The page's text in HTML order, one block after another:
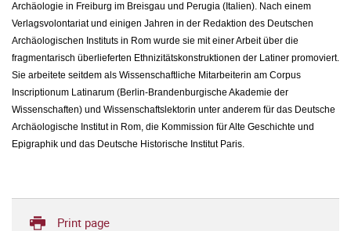
Archäologie in Freiburg im Breisgau und Perugia (Italien). Nach einem
Verlagsvolontariat und einigen Jahren in der Redaktion des Deutschen
Archäologischen Instituts in Rom wurde sie mit einer Arbeit über die
fragmentarisch überlieferten Ethnizitätskonstruktionen der Latiner promoviert.
Sie arbeitete seitdem als Wissenschaftliche Mitarbeiterin am Corpus
Inscriptionum Latinarum (Berlin-Brandenburgische Akademie der
Wissenschaften) und Wissenschaftslektorin unter anderem für das Deutsche
Archäologische Institut in Rom, die Kommission für Alte Geschichte und
Epigraphik und das Deutsche Historische Institut Paris.
Print page